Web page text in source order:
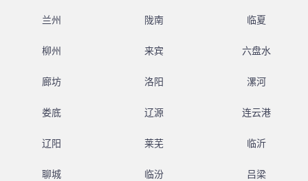
兰州 陇南 临夏
柳州 来宾 六盘水
廊坊 洛阳 漯河
娄底 辽源 连云港
辽阳 莱芜 临沂
聊城 临汾 吕梁